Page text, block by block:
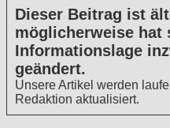
Dieser Beitrag ist
möglicherweise hat
Informationslage
geändert.
Unsere Artikel werden
Redaktion aktualisiert.